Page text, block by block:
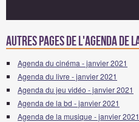
Autres pages de l'agenda de
Agenda du cinéma - janvier 2021
Agenda du livre - janvier 2021
Agenda du jeu vidéo - janvier 2021
Agenda de la bd - janvier 2021
Agenda de la musique - janvier 2021